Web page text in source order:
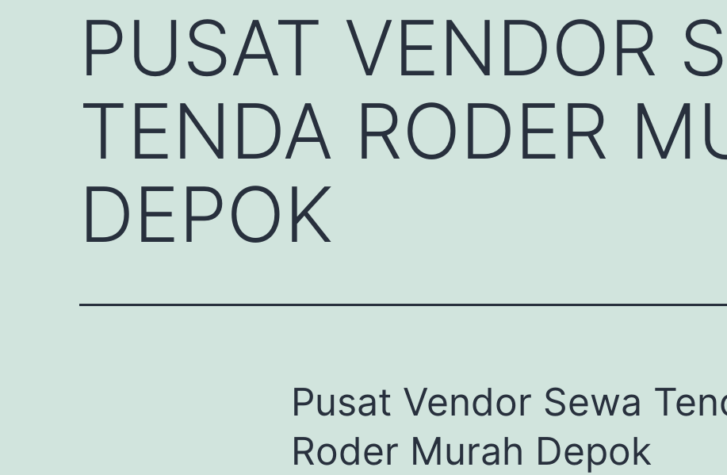
PUSAT VENDOR
TENDA RODER
DEPOK
Pusat Vendor Sewa
Roder Murah Depok